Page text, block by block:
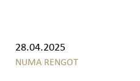
28.04.2025
NUMA RENGOT